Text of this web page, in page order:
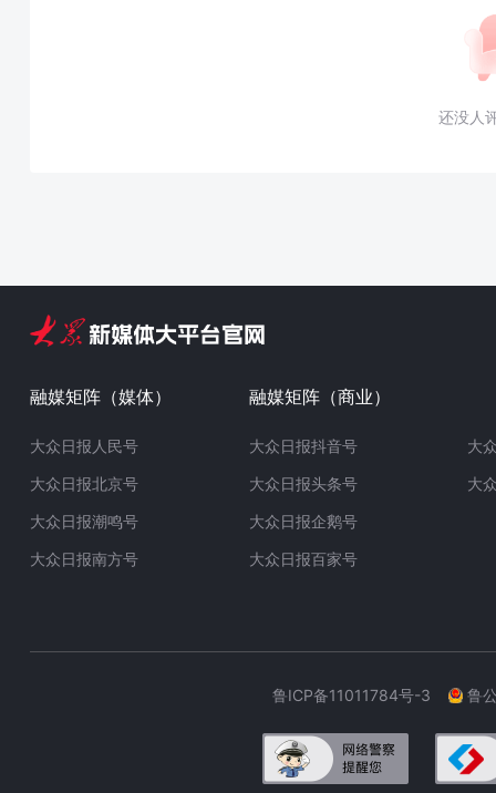
还没人
融媒矩阵（媒体）
大众日报人民号
大众日报北京号
大众日报潮鸣号
大众日报南方号
融媒矩阵（商业）
大众日报抖音号
大众日报头条号
大众日报企鹅号
大众日报百家号
大
大
鲁ICP备11011784号-3 鲁